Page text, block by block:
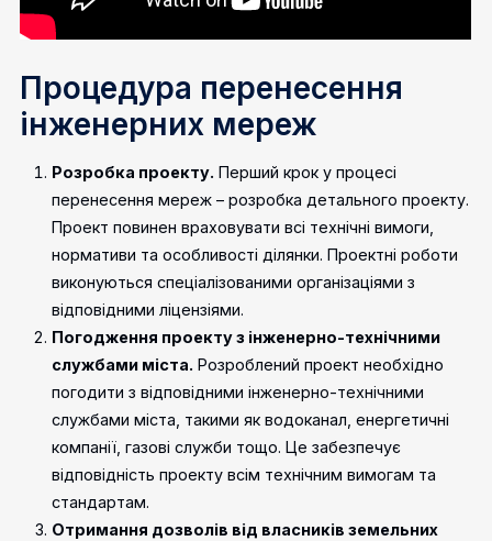
Процедура перенесення
інженерних мереж
Розробка проекту. Перший крок у процесі
перенесення мереж – розробка детального проекту.
Проект повинен враховувати всі технічні вимоги,
нормативи та особливості ділянки. Проектні роботи
виконуються спеціалізованими організаціями з
відповідними ліцензіями.
Погодження проекту з інженерно-технічними
службами міста. Розроблений проект необхідно
погодити з відповідними інженерно-технічними
службами міста, такими як водоканал, енергетичні
компанії, газові служби тощо. Це забезпечує
відповідність проекту всім технічним вимогам та
стандартам.
Отримання дозволів від власників земельних